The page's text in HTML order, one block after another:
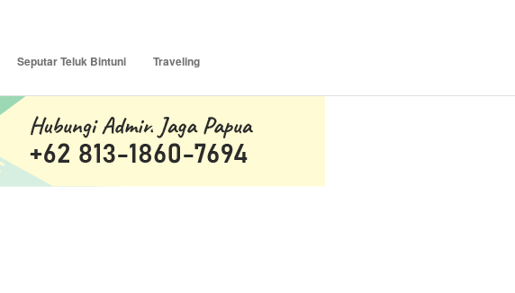
Seputar Teluk Bintuni Traveling